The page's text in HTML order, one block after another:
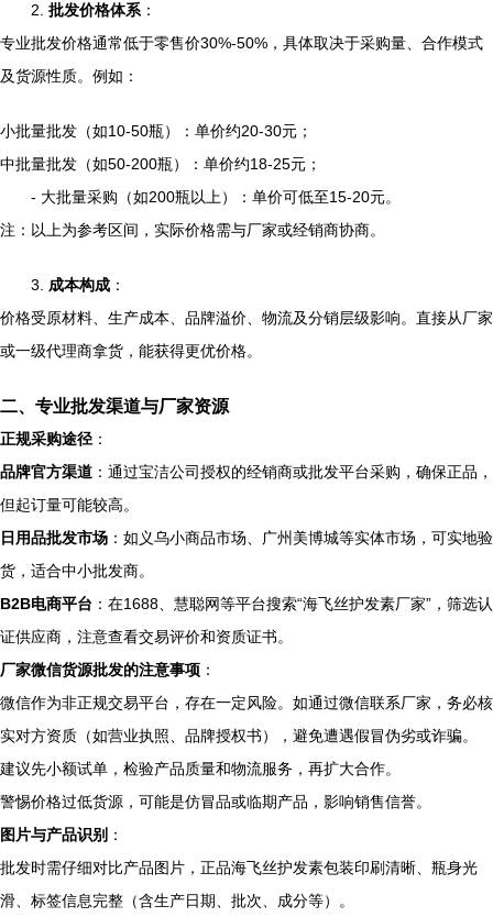
2. 批发价格体系 ：
专业批发价格通常低于零售价30%-50%，具体取决于采购量、合作模式
及货源性质。例如：
小批量批发（如10-50瓶）：单价约20-30元；
中批量批发（如50-200瓶）：单价约18-25元；
- 大批量采购（如200瓶以上）：单价可低至15-20元。
注：以上为参考区间，实际价格需与厂家或经销商协商。
3. 成本构成 ：
价格受原材料、生产成本、品牌溢价、物流及分销层级影响。直接从厂家
或一级代理商拿货，能获得更优价格。
二、专业批发渠道与厂家资源
正规采购途径 ：
品牌官方渠道 ：通过宝洁公司授权的经销商或批发平台采购，确保正品，
但起订量可能较高。
日用品批发市场 ：如义乌小商品市场、广州美博城等实体市场，可实地验
货，适合中小批发商。
B2B电商平台 ：在1688、慧聪网等平台搜索“海飞丝护发素厂家”，筛选认
证供应商，注意查看交易评价和资质证书。
厂家微信货源批发的注意事项 ：
微信作为非正规交易平台，存在一定风险。如通过微信联系厂家，务必核
实对方资质（如营业执照、品牌授权书），避免遭遇假冒伪劣或诈骗。
建议先小额试单，检验产品质量和物流服务，再扩大合作。
警惕价格过低货源，可能是仿冒品或临期产品，影响销售信誉。
图片与产品识别 ：
批发时需仔细对比产品图片，正品海飞丝护发素包装印刷清晰、瓶身光
滑、标签信息完整（含生产日期、批次、成分等）。